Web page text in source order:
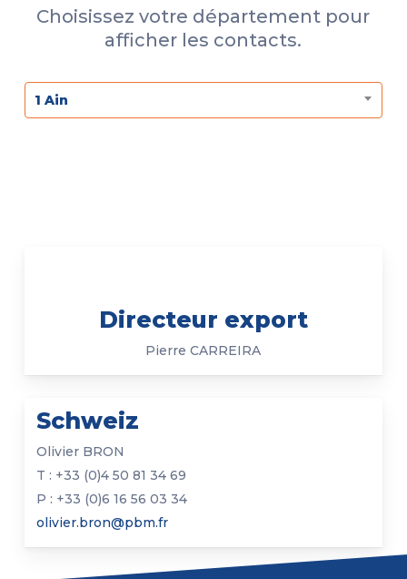
Choisissez votre département pour
afficher les contacts.
1 Ain
Directeur export
Pierre CARREIRA
Schweiz
Olivier BRON
T : +33 (0)4 50 81 34 69
P : +33 (0)6 16 56 03 34
olivier.bron@pbm.fr